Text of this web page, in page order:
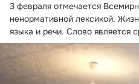
3 февраля отмечается
ненормативной лексикой.
языка и речи. Слово является